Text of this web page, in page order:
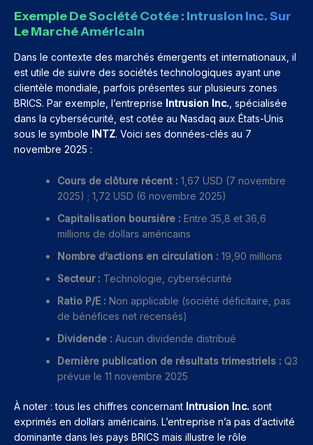
Exemple De Société Cotée : Intrusion Inc. Sur
Le Marché Américain
Dans le contexte des marchés émergents et internationaux, il
est utile de suivre des sociétés technologiques ayant une
clientèle mondiale, parfois présentes sur plusieurs zones
BRICS. Par exemple, l’entreprise Intrusion Inc. , spécialisée
dans la cybersécurité, est cotée au Nasdaq aux États-Unis
sous le symbole INTZ. Voici ses données-clés au 7
novembre 2025 :
Cours de clôture récent : 1,67 USD (7 novembre
2025) ; 1,72 USD (6 novembre 2025)
Capitalisation boursière : Entre 35,8 et 36,6
millions de dollars américains
Nombre d’actions en circulation : 19,90 millions
Secteur : Technologie, cybersécurité
Ratio P/E : Non applicable (société déficitaire, pas
de bénéfices net recensés)
Dividende : Aucun dividende distribué
Dernière publication de résultats trimestriels : Q3
prévue le 11 novembre 2025
À noter : tous les chiffres concernant Intrusion Inc. sont
exprimés en dollars américains. L’entreprise n’a pas d’activité
dominante dans les pays BRICS mais illustre le rôle